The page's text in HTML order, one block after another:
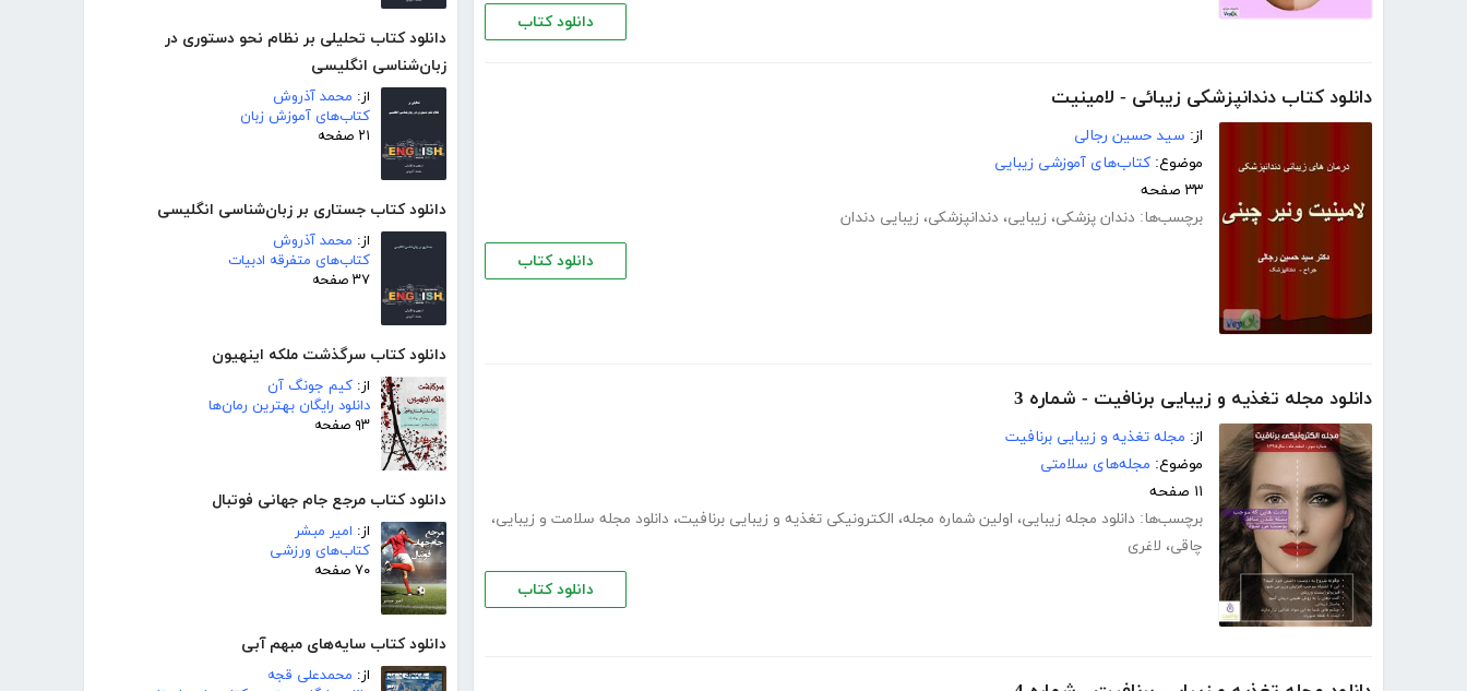
دانلود کتاب تحلیلی بر نظام نحو دستوری در
زبان‌شناسی انگلیسی
از: محمد آذروش
کتاب‌های آموزش زبان
۲۱ صفحه
دانلود کتاب جستاری بر زبان‌شناسی انگلیسی
از: محمد آذروش
کتاب‌های متفرقه ادبیات
۳۷ صفحه
دانلود کتاب سرگذشت ملکه اینهیون
از: کیم جونگ آن
دانلود رایگان بهترین رمان‌ها
۹۳ صفحه
دانلود کتاب مرجع جام جهانی فوتبال
از: امیر مبشر
کتاب‌های ورزشی
۷۰ صفحه
دانلود کتاب سایه‌های مبهم آبی
از: محمدعلی قجه
دانلود کتاب
دانلود کتاب دندانپزشکی زیبائی - لامینیت
از: سید حسین رجالی
موضوع: کتاب‌های آموزشی زیبایی
۳۳ صفحه
برچسب‌ها: دندان پزشکی، زیبایی، دندانپزشکی، زیبایی دندان
دانلود کتاب
دانلود مجله تغذیه و زیبایی برنافیت - شماره 3
از: مجله تغذیه و زیبایی برنافیت
موضوع: مجله‌های سلامتی
۱۱ صفحه
برچسب‌ها: دانلود مجله زیبایی، اولین شماره مجله، الکترونیکی تغذیه و زیبایی برنافیت، دانلود مجله سلامت و زیبایی،
چاقی، لاغری
دانلود کتاب